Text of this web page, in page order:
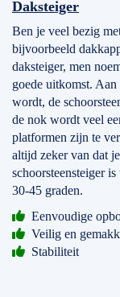
Daksteiger
Ben je veel bezig
bijvoorbeeld
daksteiger, men
goede uitkomst.
wordt, de
de nok wordt veel
platformen zijn te
altijd zeker van dat
schoorsteensteiger
30-45 graden.
Eenvoudige
Veilig en
Stabiliteit